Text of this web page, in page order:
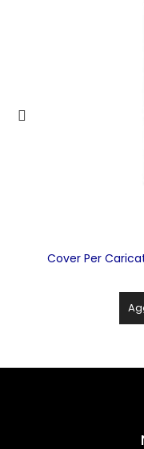
Cover Per